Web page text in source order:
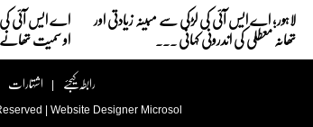
لاہور؛ اے ایس آئی کی لڑکی سے مبینہ زیادتی اور
تھانہ معطلی کی اندرونی کہانی ...
اے ایس آئی کی
او سمیت
رابطہ کیجئے | اشتہارات
| Website Designer Microsol